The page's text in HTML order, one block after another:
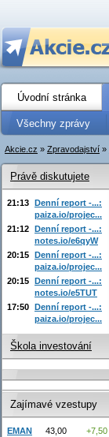
Úvodní stránka
Všechny zprávy
Akcie.cz » Zpravodajství »
Právě diskutujete
21:13 Denní report -...:
paiza.io/projec...
21:12 Denní report -...:
notes.io/e6qyW
20:15 Denní report -...:
paiza.io/projec...
20:15 Denní report -...:
notes.io/e5TUT
17:50 Denní report -...:
paiza.io/projec...
Škola investování
Zajímavé vzestupy
EMAN 43,00
+7,50